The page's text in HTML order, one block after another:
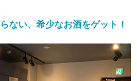
ない、希少なお酒をゲット！